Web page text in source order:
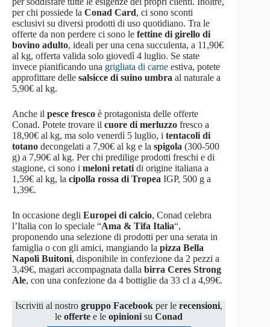
per chi possiede la Conad Card, ci sono sconti
esclusivi su diversi prodotti di uso quotidiano. Tra le
offerte da non perdere ci sono le fettine di girello di
bovino adulto, ideali per una cena succulenta, a 11,90€
al kg, offerta valida solo giovedì 4 luglio. Se state
invece pianificando una grigliata di carne estiva, potete
approfittare delle salsicce di suino umbra al naturale a
5,90€ al kg.
Anche il pesce fresco è protagonista delle offerte
Conad. Potete trovare il cuore di merluzzo fresco a
18,90€ al kg, ma solo venerdì 5 luglio, i tentacoli di
totano decongelati a 7,90€ al kg e la spigola (300-500
g) a 7,90€ al kg. Per chi predilige prodotti freschi e di
stagione, ci sono i meloni retati di origine italiana a
1,59€ al kg, la cipolla rossa di Tropea IGP, 500 g a
1,39€.
In occasione degli Europei di calcio, Conad celebra
l’Italia con lo speciale “Ama & Tifa Italia“,
proponendo una selezione di prodotti per una serata in
famiglia o con gli amici, mangiando la pizza Bella
Napoli Buitoni, disponibile in confezione da 2 pezzi a
3,49€, magari accompagnata dalla birra Ceres Strong
Ale, con una confezione da 4 bottiglie da 33 cl a 4,99€.
Iscriviti al nostrogruppo Facebook per lerecensioni,
leoffertee leopinionisuConad